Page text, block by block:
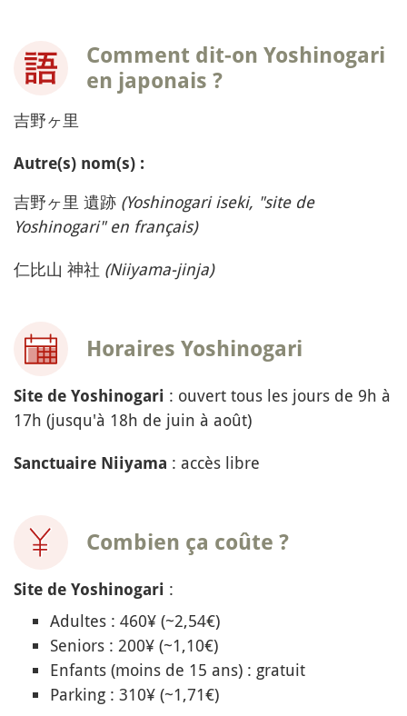
Comment dit-on Yoshinogari
en japonais ?
吉野ヶ里
Autre(s) nom(s) :
吉野ヶ里 遺跡 (Yoshinogari iseki, "site de
Yoshinogari" en français)
仁比山 神社 (Niiyama-jinja)
Horaires Yoshinogari
Site de Yoshinogari : ouvert tous les jours de 9h à
17h (jusqu'à 18h de juin à août)
Sanctuaire Niiyama : accès libre
Combien ça coûte ?
Site de Yoshinogari :
Adultes : 460¥ (~2,54€)
Seniors : 200¥ (~1,10€)
Enfants (moins de 15 ans) : gratuit
Parking : 310¥ (~1,71€)